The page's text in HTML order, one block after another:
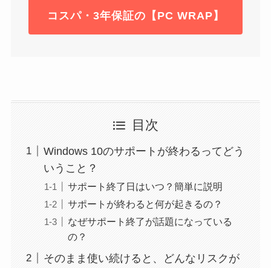
コスパ・3年保証の【PC WRAP】
目次
Windows 10のサポートが終わるってどう
いうこと？
サポート終了日はいつ？簡単に説明
サポートが終わると何が起きるの？
なぜサポート終了が話題になっている
の？
そのまま使い続けると、どんなリスクが